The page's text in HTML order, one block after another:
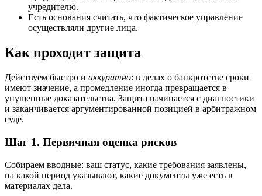
учредителю.
Есть основания считать, что фактическое управление
осуществляли другие лица.
Как проходит защита
Действуем быстро и аккуратно: в делах о банкротстве сроки
имеют значение, а промедление иногда превращается в
упущенные доказательства. Защита начинается с диагностики
и заканчивается аргументированной позицией в арбитражном
суде.
Шаг 1. Первичная оценка рисков
Собираем вводные: ваш статус, какие требования заявлены,
на какой период указывают, какие документы уже есть в
материалах дела.